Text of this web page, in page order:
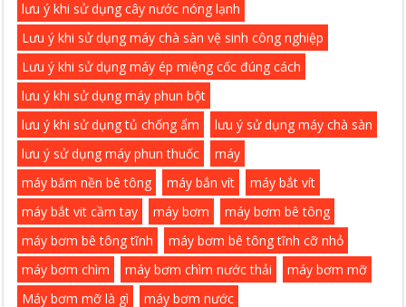
lưu ý khi sử dụng cây nước nóng lạnh
Lưu ý khi sử dụng máy chà sàn vệ sinh công nghiệp
Lưu ý khi sử dụng máy ép miệng cốc đúng cách
lưu ý khi sử dụng máy phun bột
lưu ý khi sử dụng tủ chống ẩm
lưu ý sử dụng máy chà sàn
lưu ý sử dụng máy phun thuốc
máy
máy băm nền bê tông
máy bắn vít
máy bắt vít
máy bắt vit cầm tay
máy bơm
máy bơm bê tông
máy bơm bê tông tĩnh
máy bơm bê tông tĩnh cỡ nhỏ
máy bơm chìm
máy bơm chìm nước thải
máy bơm mỡ
Máy bơm mỡ là gì
máy bơm nước